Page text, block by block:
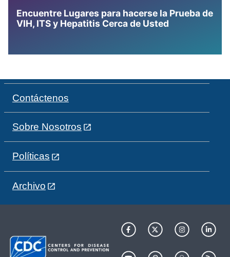
Encuentre Lugares para hacerse la Prueba de
VIH, ITS y Hepatitis Cerca de Usted
Contáctenos
Sobre Nosotros
Políticas
Archivo